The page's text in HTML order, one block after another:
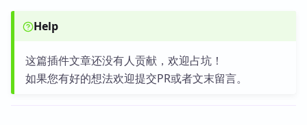
Help
这篇插件文章还没有人贡献，欢迎占坑！
如果您有好的想法欢迎提交PR或者文末留言。